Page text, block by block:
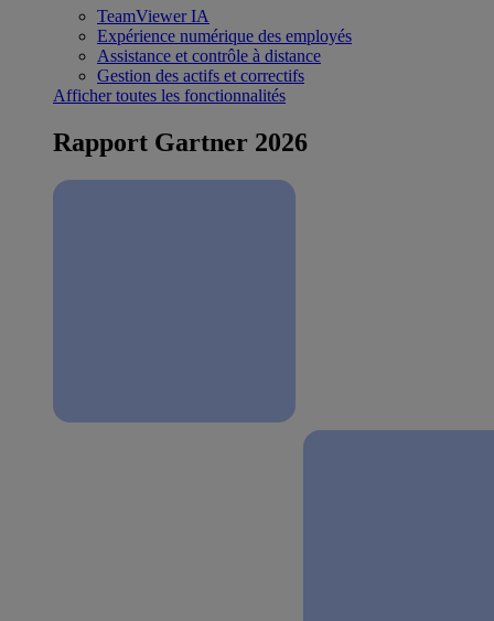
TeamViewer IA
Expérience numérique des employés
Assistance et contrôle à distance
Gestion des actifs et correctifs
Afficher toutes les fonctionnalités
Rapport Gartner 2026